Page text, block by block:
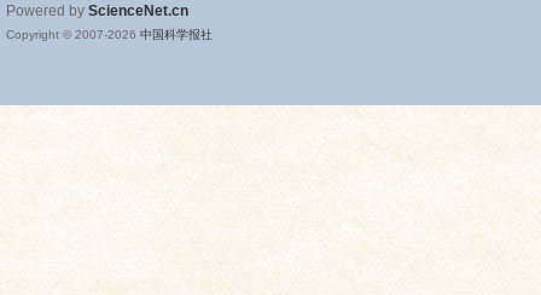
Powered by ScienceNet.cn
Copyright © 2007-2026 中国科学报社